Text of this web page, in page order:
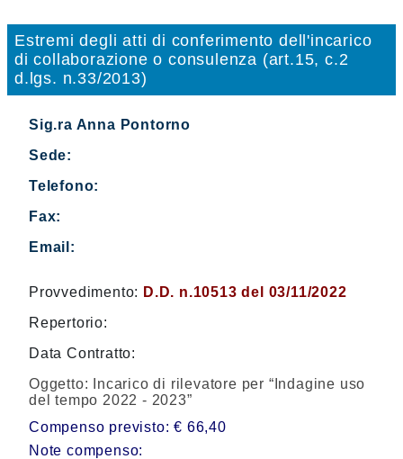
Estremi degli atti di conferimento dell'incarico
di collaborazione o consulenza (art.15, c.2
d.lgs. n.33/2013)
Sig.ra Anna Pontorno
Sede:
Telefono:
Fax:
Email:
Provvedimento: D.D. n.10513 del 03/11/2022
Repertorio:
Data Contratto:
Oggetto:
Incarico di rilevatore per “Indagine uso
del tempo 2022 - 2023”
Compenso previsto: € 66,40
Note compenso: